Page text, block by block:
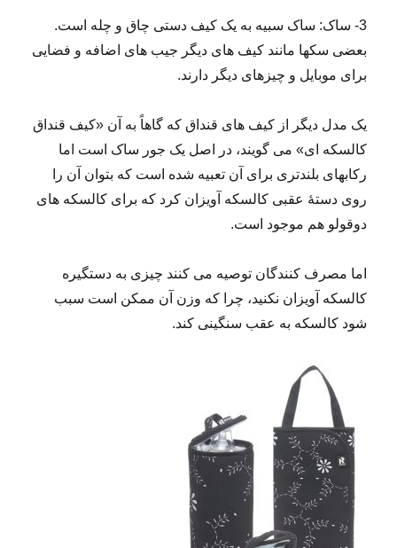
3- ساک: ساک سبیه به یک کیف دستی چاق و چله است.
بعضی سکها مانند کیف های دیگر جیب های اضافه و فضایی
برای موبایل و چیزهای دیگر دارند.
یک مدل دیگر از کیف­ های قنداق که گاهاً به آن «کیف قنداق
کالسکه ­ای» می ­­گویند، در اصل یک جور ساک است اما
رکاب­های بلندتری برای آن تعبیه شده است که بتوان آن را
روی دستۀ عقبی کالسکه آویزان کرد که برای کالسکه ­های
دوقولو هم موجود است.
اما مصرف­ کنندگان توصیه­ می­ کنند چیزی به دستگیره
کالسکه آویزان نکنید، چرا که وزن آن ممکن است سبب
شود کالسکه به عقب سنگینی کند.